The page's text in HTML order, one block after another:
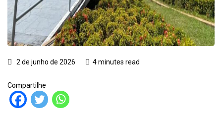
2 de junho de 2026 4 minutes read
Compartilhe